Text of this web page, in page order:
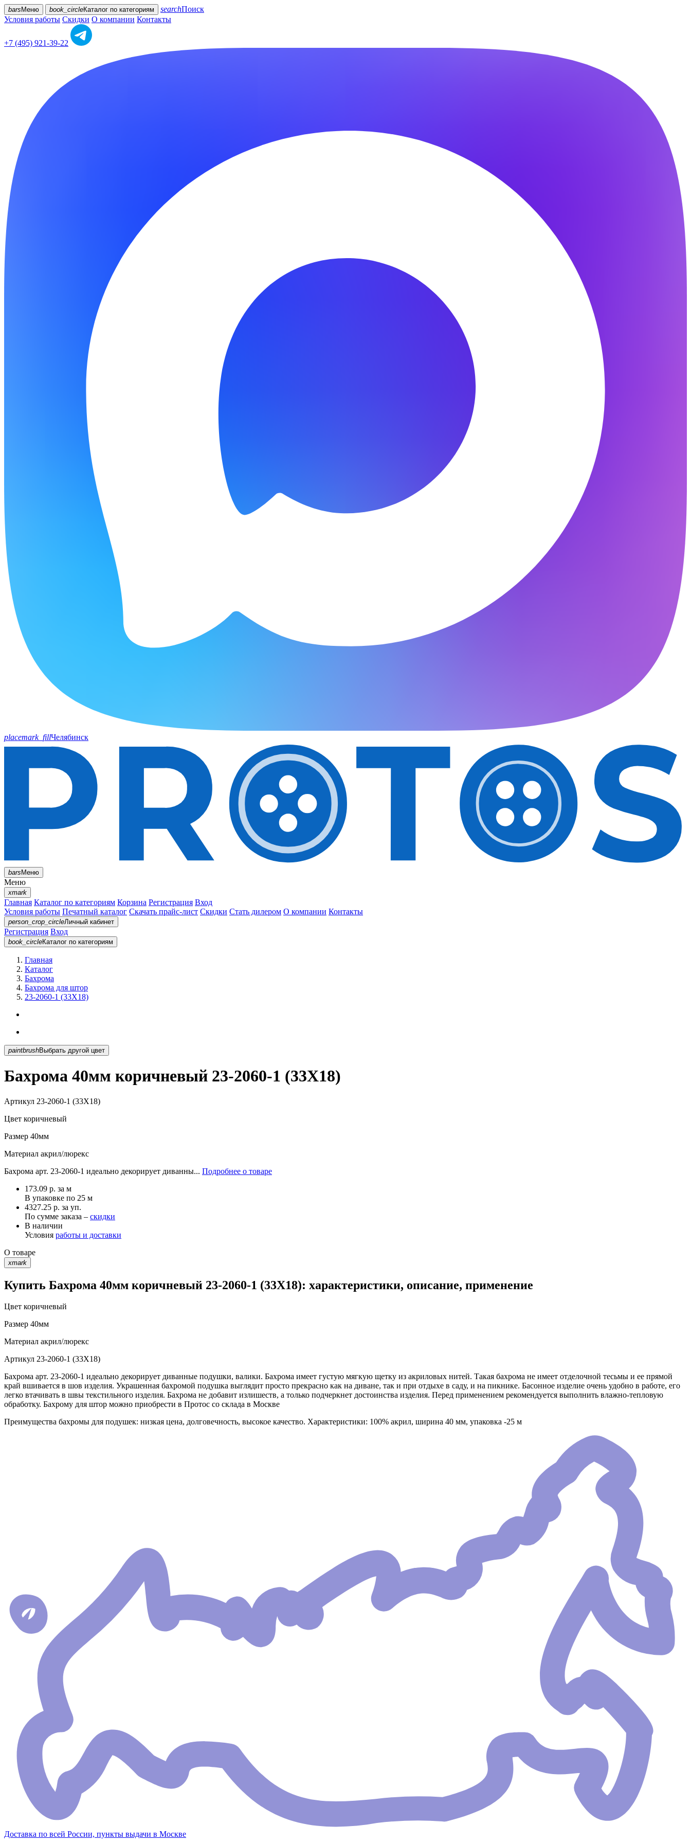
bars Меню book_circleКаталог по категориям searchПоиск
Условия работы Скидки О компании Контакты
+7 (495) 921-39-22
placemark_fillЧелябинск
barsМеню
Меню
xmark
Главная Каталог по категориям Корзина Регистрация Вход
Условия работы Печатный каталог Скачать прайс-лист Скидки Стать дилером О компании Контакты
person_crop_circleЛичный кабинет
Регистрация Вход
book_circleКаталог по категориям
Главная
Каталог
Бахрома
Бахрома для штор
23-2060-1 (33X18)
paintbrush Выбрать другой цвет
Бахрома 40мм коричневый 23-2060-1 (33X18)
Артикул 23-2060-1 (33X18)
Цвет коричневый
Размер 40мм
Материал акрил/люрекс
Бахрома арт. 23-2060-1 идеально декорирует диванны... Подробнее о товаре
173.09 р. за м
В упаковке по 25 м
4327.25 р. за уп.
По сумме заказа – скидки
В наличии
Условия работы и доставки
О товаре
xmark
Купить Бахрома 40мм коричневый 23-2060-1 (33X18): характеристики, описание, применение
Цвет коричневый
Размер 40мм
Материал акрил/люрекс
Артикул 23-2060-1 (33X18)
Бахрома арт. 23-2060-1 идеально декорирует диванные подушки, валики. Бахрома имеет густую мягкую щетку из акриловых нитей. Такая бахрома не имеет отделочной тесьмы и ее прямой
край вшивается в шов изделия. Украшенная бахромой подушка выглядит просто прекрасно как на диване, так и при отдыхе в саду, и на пикнике. Басонное изделие очень удобно в работе, его
легко втачивать в швы текстильного изделия. Бахрома не добавит излишеств, а только подчеркнет достоинства изделия. Перед применением рекомендуется выполнить влажно-тепловую
обработку. Бахрому для штор можно приобрести в Протос со склада в Москве
Преимущества бахромы для подушек: низкая цена, долговечность, высокое качество. Характеристики: 100% акрил, ширина 40 мм, упаковка -25 м
Доставка по всей России, пункты выдачи в Москве